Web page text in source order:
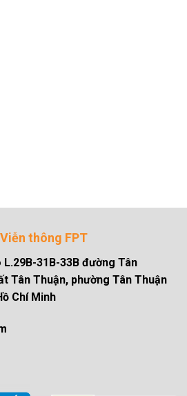
thông FPT
L.29B-31B-33B đường Tân
Tân Thuận, phường Tân Thuận
Chí Minh